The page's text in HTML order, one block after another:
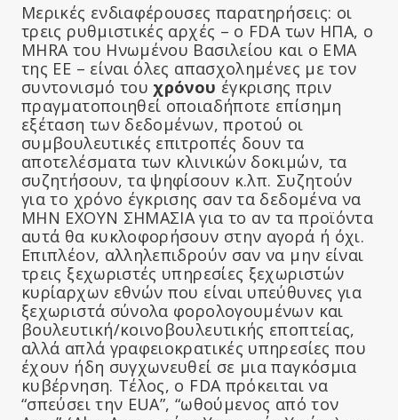
Μερικές ενδιαφέρουσες παρατηρήσεις: οι
τρεις ρυθμιστικές αρχές – ο FDA των ΗΠΑ, ο
MHRA του Ηνωμένου Βασιλείου και ο EMA
της ΕΕ – είναι όλες απασχολημένες με τον
συντονισμό του χρόνου έγκρισης πριν
πραγματοποιηθεί οποιαδήποτε επίσημη
εξέταση των δεδομένων, προτού οι
συμβουλευτικές επιτροπές δουν τα
αποτελέσματα των κλινικών δοκιμών, τα
συζητήσουν, τα ψηφίσουν κ.λπ. Συζητούν
για το χρόνο έγκρισης σαν τα δεδομένα να
ΜΗΝ ΕΧΟΥΝ ΣΗΜΑΣΙΑ για το αν τα προϊόντα
αυτά θα κυκλοφορήσουν στην αγορά ή όχι.
Επιπλέον, αλληλεπιδρούν σαν να μην είναι
τρεις ξεχωριστές υπηρεσίες ξεχωριστών
κυρίαρχων εθνών που είναι υπεύθυνες για
ξεχωριστά σύνολα φορολογουμένων και
βουλευτική/κοινοβουλευτικής εποπτείας,
αλλά απλά γραφειοκρατικές υπηρεσίες που
έχουν ήδη συγχωνευθεί σε μια παγκόσμια
κυβέρνηση. Τέλος, ο FDA πρόκειται να
“σπεύσει την EUA”, “ωθούμενος από τον